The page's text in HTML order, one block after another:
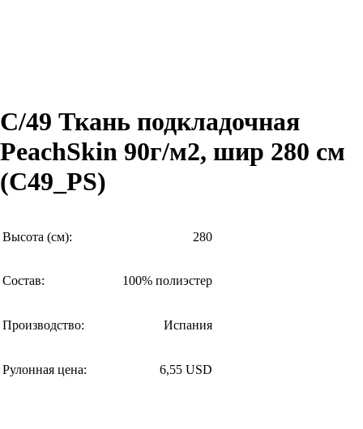
C/49 Ткань подкладочная
PeachSkin 90г/м2, шир 280 см
(C49_PS)
Высота (см): 280
Состав: 100% полиэстер
Производство: Испания
Рулонная цена: 6,55 USD